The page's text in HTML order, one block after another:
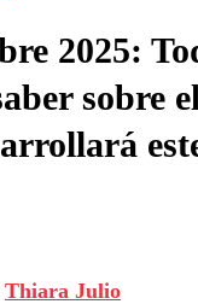
2025:
sobre
Thiara Julio